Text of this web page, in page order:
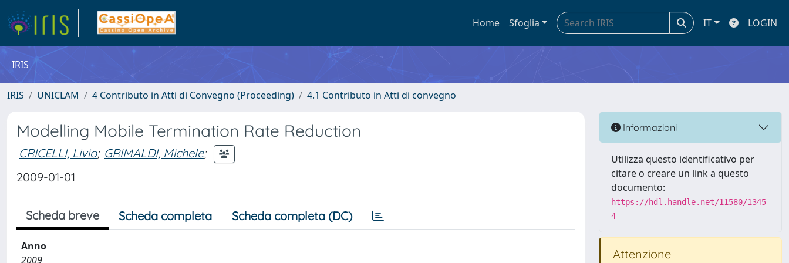
Home Sfoglia IT LOGIN
IRIS
IRIS UNICLAM 4 Contributo in Atti di Convegno (Proceeding) 4.1 Contributo in Atti di convegno
Modelling Mobile Termination Rate Reduction
CRICELLI, Livio; GRIMALDI, Michele;
2009-01-01
Scheda breve Scheda completa Scheda completa (DC)
Anno
2009
Informazioni
Utilizza questo identificativo per
citare o creare un link a questo
documento:
https://hdl.handle.net/11580/1345
4
Attenzione